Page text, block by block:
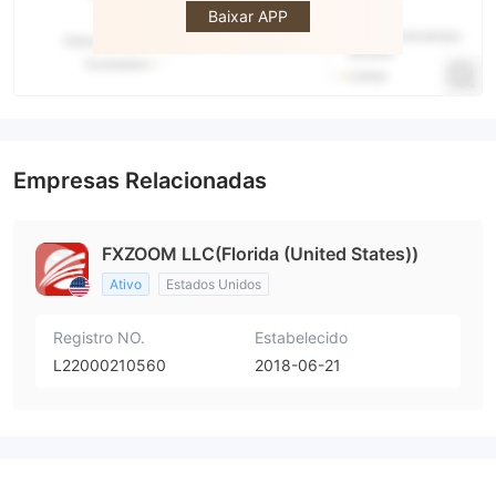
Baixar APP
Empresas Relacionadas
FXZOOM LLC(Florida (United States))
Ativo Estados Unidos
Registro NO.
L22000210560
Estabelecido
2018-06-21